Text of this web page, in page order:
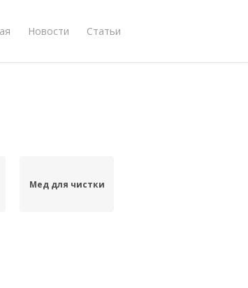
Новости Статьи
Мед для чистки